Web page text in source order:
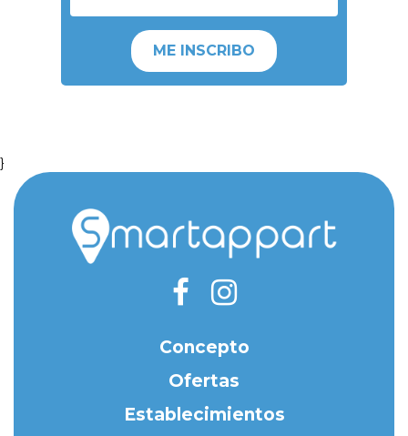
ME INSCRIBO
}
Concepto
Ofertas
Establecimientos